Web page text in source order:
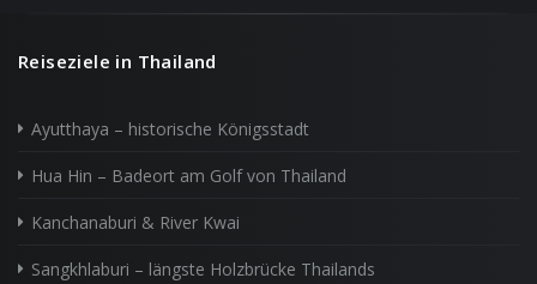
Reiseziele in Thailand
Ayutthaya – historische Königsstadt
Hua Hin – Badeort am Golf von Thailand
Kanchanaburi & River Kwai
Sangkhlaburi – längste Holzbrücke Thailands